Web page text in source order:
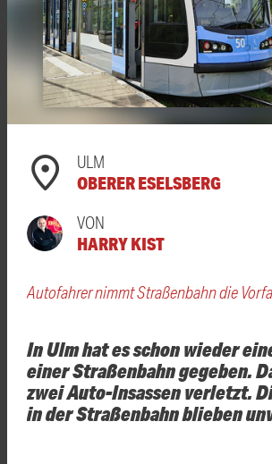
ULM
OBERER ESELSBERG
VON
HARRY KIST
Autofahrer nimmt Straßenbahn die
In Ulm hat es schon wieder
einer Straßenbahn gegeben.
zwei Auto-Insassen verletzt.
in der Straßenbahn blieben